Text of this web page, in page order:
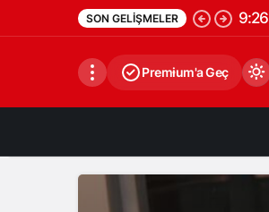
SON GELIŞMELER 9:26
Premium'a Geç